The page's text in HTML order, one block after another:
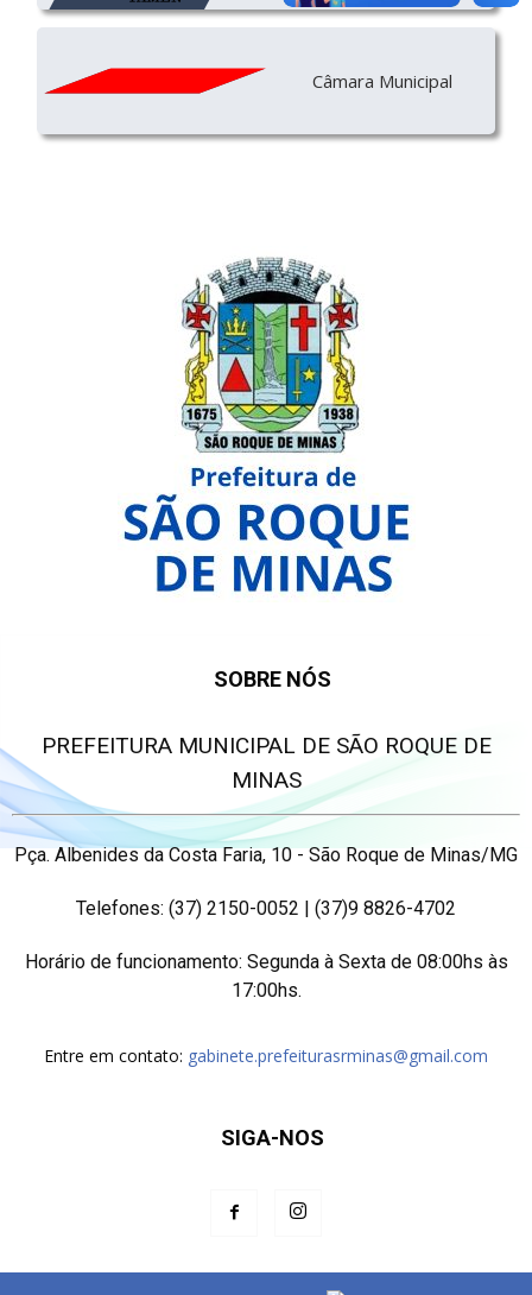
Câmara Municipal
SOBRE NÓS
PREFEITURA MUNICIPAL DE SÃO ROQUE DE
MINAS
Pça. Albenides da Costa Faria, 10 - São Roque de Minas/MG
Telefones: (37) 2150-0052 | (37)9 8826-4702
Horário de funcionamento: Segunda à Sexta de 08:00hs às
17:00hs.
Entre em contato: gabinete.prefeiturasrminas@gmail.com
SIGA-NOS